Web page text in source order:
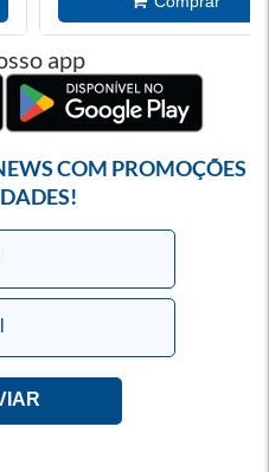
app
COM PROMOÇÕES